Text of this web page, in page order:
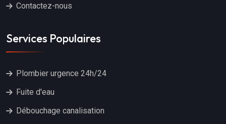
Contactez-nous
Services Populaires
Plombier urgence 24h/24
Fuite d'eau
Débouchage canalisation